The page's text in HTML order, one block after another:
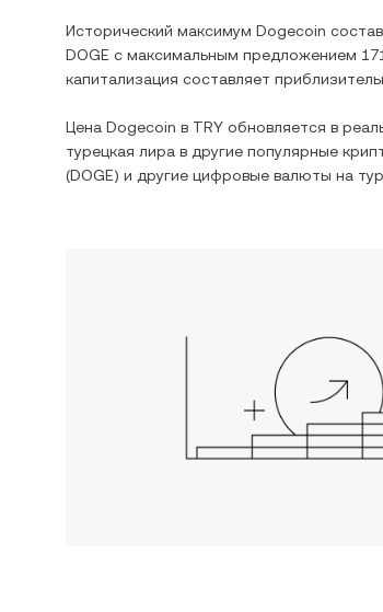
Исторический максимум Dogecoin
DOGE с максимальным предложением
капитализация составляет
Цена Dogecoin в TRY обновляется в
турецкая лира в другие популярные
(DOGE) и другие цифровые валюты на